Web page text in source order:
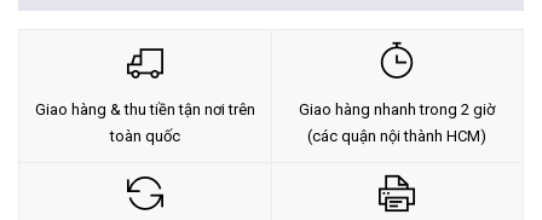
Giao hàng & thu tiền tận nơi trên
toàn quốc
Giao hàng nhanh trong 2 giờ
(các quận nội thành HCM)